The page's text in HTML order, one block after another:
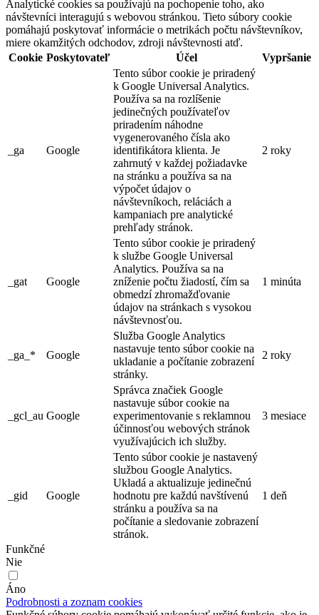
Analytické cookies sa používajú na pochopenie toho, ako
návštevníci interagujú s webovou stránkou. Tieto súbory cookie
pomáhajú poskytovať informácie o metrikách počtu návštevníkov,
miere okamžitých odchodov, zdroji návštevnosti atď.
Cookie Poskytovateľ Účel Vypršanie
_ga Google
Tento súbor cookie je priradený
k Google Universal Analytics.
Používa sa na rozlíšenie
jedinečných používateľov
priradením náhodne
vygenerovaného čísla ako
identifikátora klienta. Je
zahrnutý v každej požiadavke
na stránku a používa sa na
výpočet údajov o
návštevníkoch, reláciách a
kampaniach pre analytické
prehľady stránok.
2 roky
_gat Google
Tento súbor cookie je priradený
k službe Google Universal
Analytics. Používa sa na
zníženie počtu žiadostí, čím sa
obmedzí zhromažďovanie
údajov na stránkach s vysokou
návštevnosťou.
1 minúta
_ga_* Google
Služba Google Analytics
nastavuje tento súbor cookie na
ukladanie a počítanie zobrazení
stránky.
2 roky
_gcl_au Google
Správca značiek Google
nastavuje súbor cookie na
experimentovanie s reklamnou
účinnosťou webových stránok
využívajúcich ich služby.
3 mesiace
_gid Google
Tento súbor cookie je nastavený
službou Google Analytics.
Ukladá a aktualizuje jedinečnú
hodnotu pre každú navštívenú
stránku a používa sa na
počítanie a sledovanie zobrazení
stránok.
1 deň
Funkčné
Nie
Áno
Podrobnosti a zoznam cookies